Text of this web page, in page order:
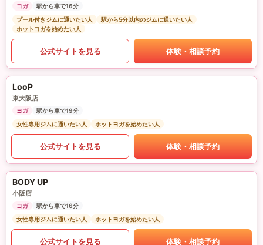
ヨガ
駅から車で16分
プール付きジムに通いたい人
駅から5分以内のジムに通いたい人
ホットヨガを始めたい人
公式サイトを見る 体験・相談予約
LooP
東大阪店
ヨガ
駅から車で19分
女性専用ジムに通いたい人
ホットヨガを始めたい人
公式サイトを見る 体験・相談予約
BODY UP
小阪店
ヨガ
駅から車で16分
女性専用ジムに通いたい人
ホットヨガを始めたい人
公式サイトを見る 体験・相談予約